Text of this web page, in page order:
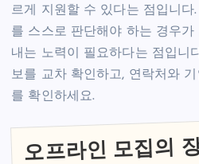
르게 지원할 수 있다는 점입니
를 스스로 판단해야 하는 경우가
내는 노력이 필요하다는 점입니
보를 교차 확인하고, 연락처와
를 확인하세요.
오프라인 모집의